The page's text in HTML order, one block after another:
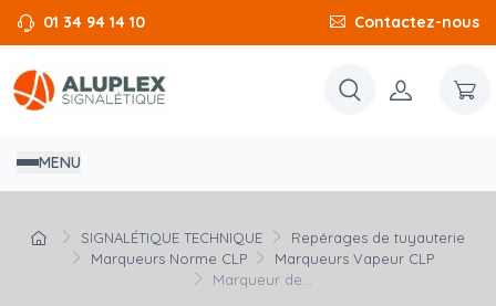
01 34 94 14 10 Contactez-nous
MENU
SIGNALÉTIQUE TECHNIQUE
Repérages de tuyauterie
Marqueurs Norme CLP
Marqueurs Vapeur CLP
Marqueur de...